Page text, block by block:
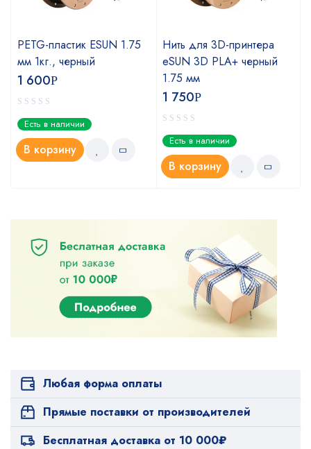
PETG-пластик ESUN 1.75
мм 1кг., черный
1 600Р
Есть в наличии
В корзину
Нить для 3D-принтера
eSUN 3D PLA+ черный
1.75 мм
1 750Р
Есть в наличии
В корзину
Любая форма оплаты
Прямые поставки от производителей
Бесплатная доставка от 10 000₽